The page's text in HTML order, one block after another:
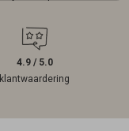
4.9 / 5.0
klantwaardering